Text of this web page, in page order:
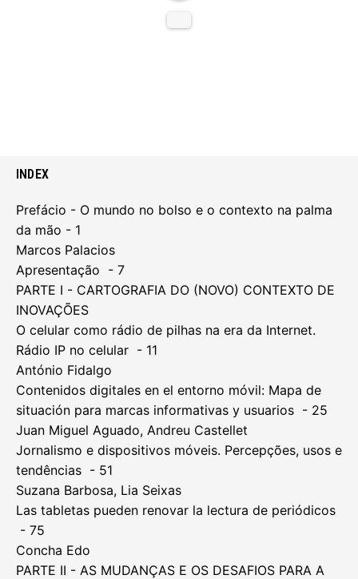
INDEX
Prefácio - O mundo no bolso e o contexto na palma
da mão - 1
Marcos Palacios
Apresentação - 7
PARTE I - CARTOGRAFIA DO (NOVO) CONTEXTO DE
INOVAÇÕES
O celular como rádio de pilhas na era da Internet.
Rádio IP no celular - 11
António Fidalgo
Contenidos digitales en el entorno móvil: Mapa de
situación para marcas informativas y usuarios - 25
Juan Miguel Aguado, Andreu Castellet
Jornalismo e dispositivos móveis. Percepções, usos e
tendências - 51
Suzana Barbosa, Lia Seixas
Las tabletas pueden renovar la lectura de periódicos
- 75
Concha Edo
PARTE II - AS MUDANÇAS E OS DESAFIOS PARA A